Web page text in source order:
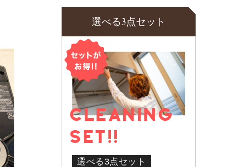
選べる3点セット
CLEANING
SET!!
選べる3点セット